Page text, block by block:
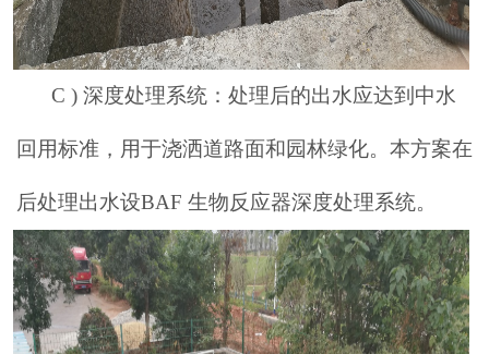
C ) 深度处理系统：处理后的出水应达到中水
回用标准，用于浇洒道路面和园林绿化。本方案在
后处理出水设BAF 生物反应器深度处理系统。